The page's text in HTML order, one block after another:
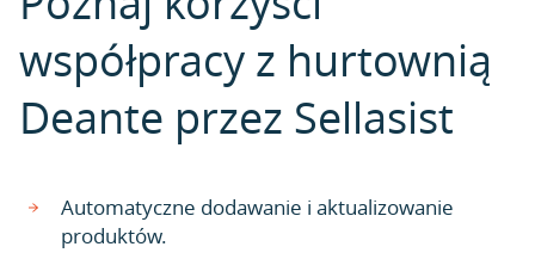
współpracy z hurtownią
Deante przez Sellasist
Automatyczne dodawanie i aktualizowanie
produktów.